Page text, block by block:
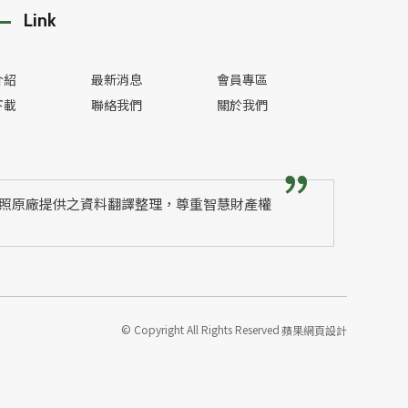
Link
最新消息
會員專區
聯絡我們 關於我們
原廠提供之資料翻譯整理，尊重智慧財產權
© Copyright All Rights Reserved蘋果網頁設計